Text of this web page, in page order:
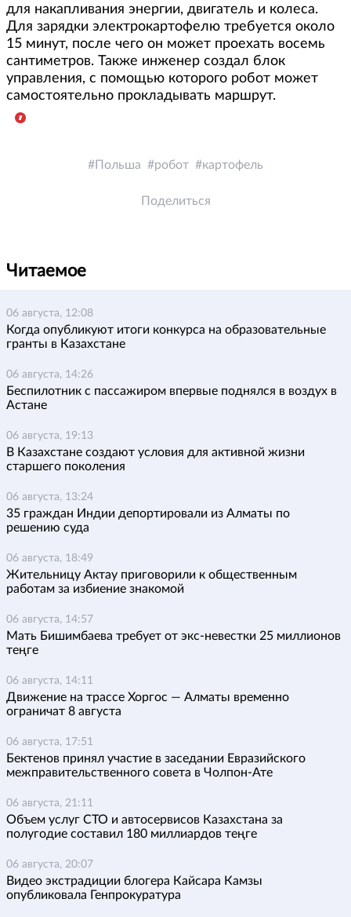
для накапливания энергии, двигатель и колеса.
Для зарядки электрокартофелю требуется около
15 минут, после чего он может проехать восемь
сантиметров. Также инженер создал блок
управления, с помощью которого робот может
самостоятельно прокладывать маршрут.
Польша робот картофель
Поделиться
Читаемое
06 августа, 12:08
Когда опубликуют итоги конкурса на образовательные
гранты в Казахстане
06 августа, 14:26
Беспилотник с пассажиром впервые поднялся в воздух в
Астане
06 августа, 19:13
В Казахстане создают условия для активной жизни
старшего поколения
06 августа, 13:24
35 граждан Индии депортировали из Алматы по
решению суда
06 августа, 18:49
Жительницу Актау приговорили к общественным
работам за избиение знакомой
06 августа, 14:57
Мать Бишимбаева требует от экс-невестки 25 миллионов
теңге
06 августа, 14:11
Движение на трассе Хоргос — Алматы временно
ограничат 8 августа
06 августа, 17:51
Бектенов принял участие в заседании Евразийского
межправительственного совета в Чолпон-Ате
06 августа, 21:11
Объем услуг СТО и автосервисов Казахстана за
полугодие составил 180 миллиардов теңге
06 августа, 20:07
Видео экстрадиции блогера Кайсара Камзы
опубликовала Генпрокуратура